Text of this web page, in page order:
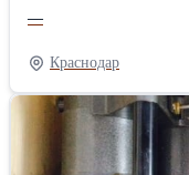
знакомит посетителя с
вопросы и подводит к отправке
анализ продукта и
лендинга • подготовка
дизайна • адаптивная
аналитики Создаем удобные и убедительные посадочные
страницы с
—
Краснодар